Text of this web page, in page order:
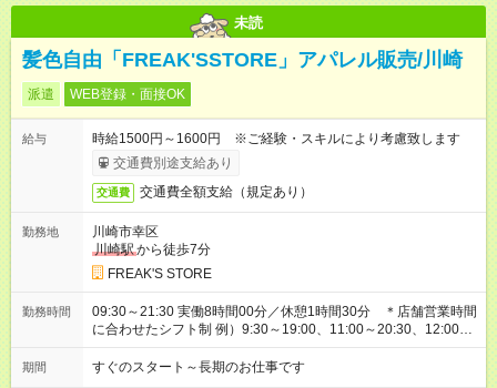
未読
髪色自由「FREAK'SSTORE」アパレル販売/川崎
派遣 WEB登録・面接OK
給与
時給1500円～1600円 ※ご経験・スキルにより考慮致します
交通費別途支給あり
交通費 交通費全額支給（規定あり）
勤務地
川崎市幸区
川崎駅から徒歩7分
FREAK'S STORE
勤務時間
09:30～21:30 実働8時間00分／休憩1時間30分 ＊店舗営業時間
に合わせたシフト制 例）9:30～19:00、11:00～20:30、12:00～
21:30など
期間 すぐのスタート～長期のお仕事です